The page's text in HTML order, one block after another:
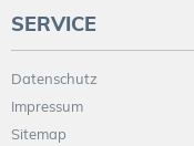
SERVICE
Datenschutz
Impressum
Sitemap